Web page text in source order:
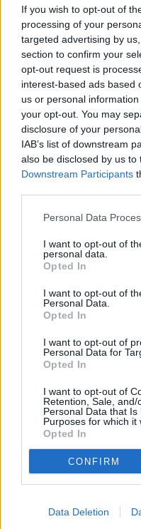
If you wish to opt-out of
processing of your
targeted advertising by
section to confirm your
opt-out request is
interest-based ads based
us or personal
your opt-out. You may
disclosure of your
IAB’s list of downstream
also be disclosed by us to
Downstream Participants
Personal Data
I want to opt-out of
personal data.
Opted In
I want to opt-out of
Personal Data.
Opted In
I want to opt-out of
Personal Data for
Opted In
I want to opt-out of
Retention, Sale,
Personal Data that
Purposes for which it
Opted In
CONFIRM
Data Deletion